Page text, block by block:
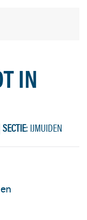
IN
SECTIE: IJMUIDEN